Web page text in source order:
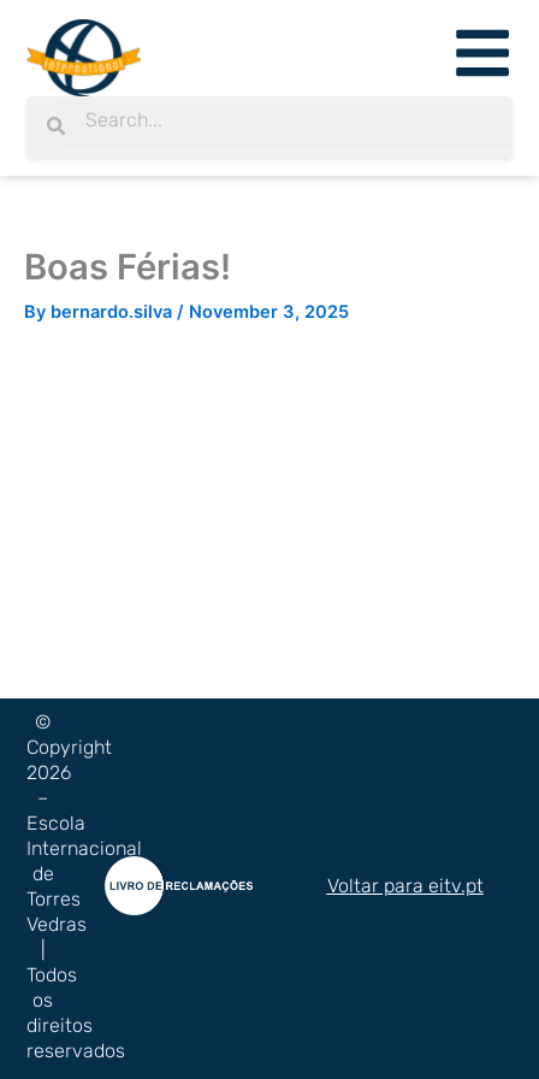
content
Search
Boas Férias!
By bernardo.silva / November 3, 2025
©
Copyright
2026
–
Escola
Internacional
de
Torres
Vedras
Todos
os
direitos
reservados
Voltar para eitv.pt